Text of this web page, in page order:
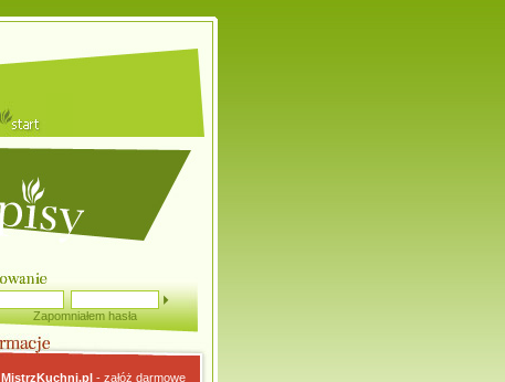
Zapomniałem hasła
MistrzKuchni.pl- załóż darmowe